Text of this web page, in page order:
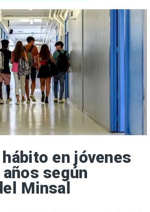
en jóvenes
según
Minsal